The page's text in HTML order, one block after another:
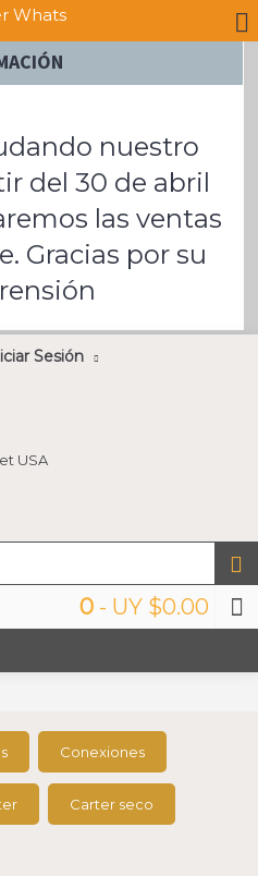
nuestro
del 30 de abril
las ventas
Gracias por su
Sesión
0 - UY $0.00
Conexiones
Carter seco